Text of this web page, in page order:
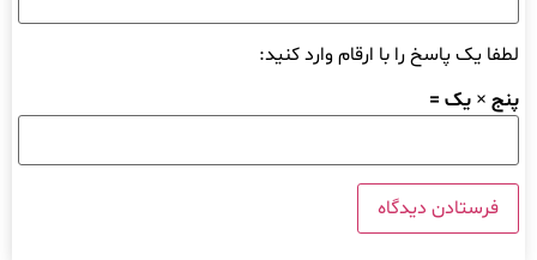
لطفا یک پاسخ را با ارقام وارد کنید:
پنج × یک =